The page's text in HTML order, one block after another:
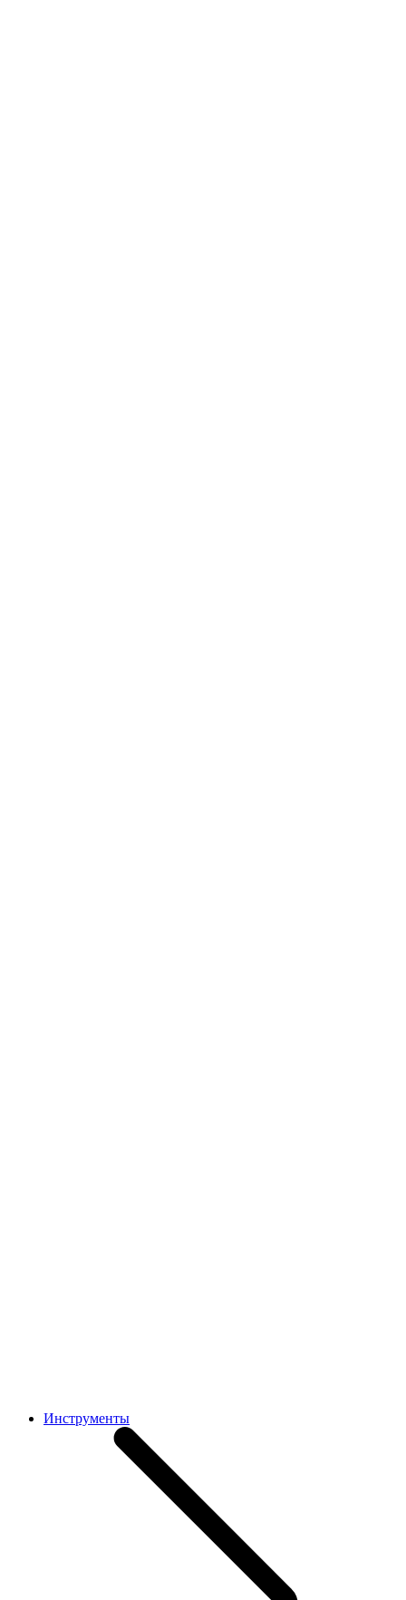
Инструменты